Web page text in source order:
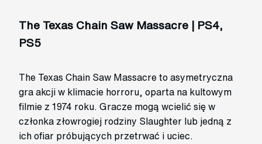
The Texas Chain Saw Massacre | PS4,
PS5
The Texas Chain Saw Massacre to asymetryczna
gra akcji w klimacie horroru, oparta na kultowym
filmie z 1974 roku. Gracze mogą wcielić się w
członka złowrogiej rodziny Slaughter lub jedną z
ich ofiar próbujących przetrwać i uciec.